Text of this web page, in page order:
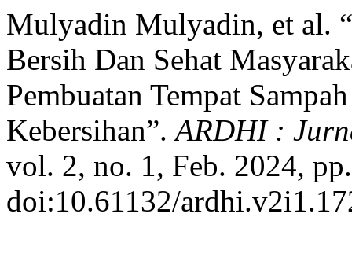
Mulyadin Mulyadin, et al.
Bersih Dan Sehat
Pembuatan Tempat
Kebersihan”.ARDHI :
vol. 2, no. 1, Feb. 2024,
doi:10.61132/